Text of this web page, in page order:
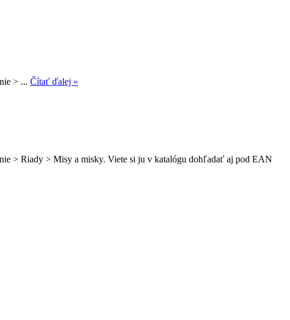
> ... Čítať ďalej »
> Riady > Misy a misky. Viete si ju v katalógu dohľadať aj pod EAN